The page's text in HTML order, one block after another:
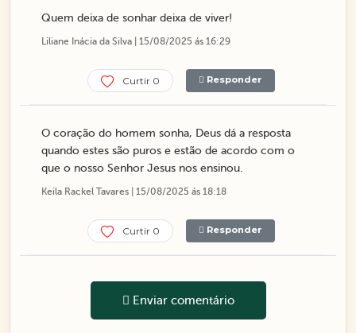
Quem deixa de sonhar deixa de viver!
Liliane Inácia da Silva | 15/08/2025 ás 16:29
Curtir 0 Responder
O coração do homem sonha, Deus dá a resposta
quando estes são puros e estão de acordo com o
que o nosso Senhor Jesus nos ensinou.
Keila Rackel Tavares | 15/08/2025 ás 18:18
Curtir 0 Responder
Enviar comentário